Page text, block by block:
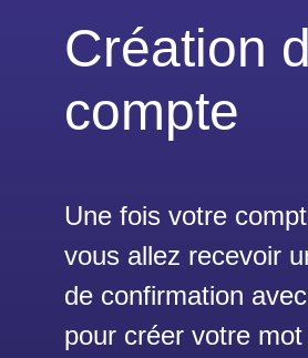
Création
compte
Une fois votre
vous allez recevoir
de confirmation
pour créer votre